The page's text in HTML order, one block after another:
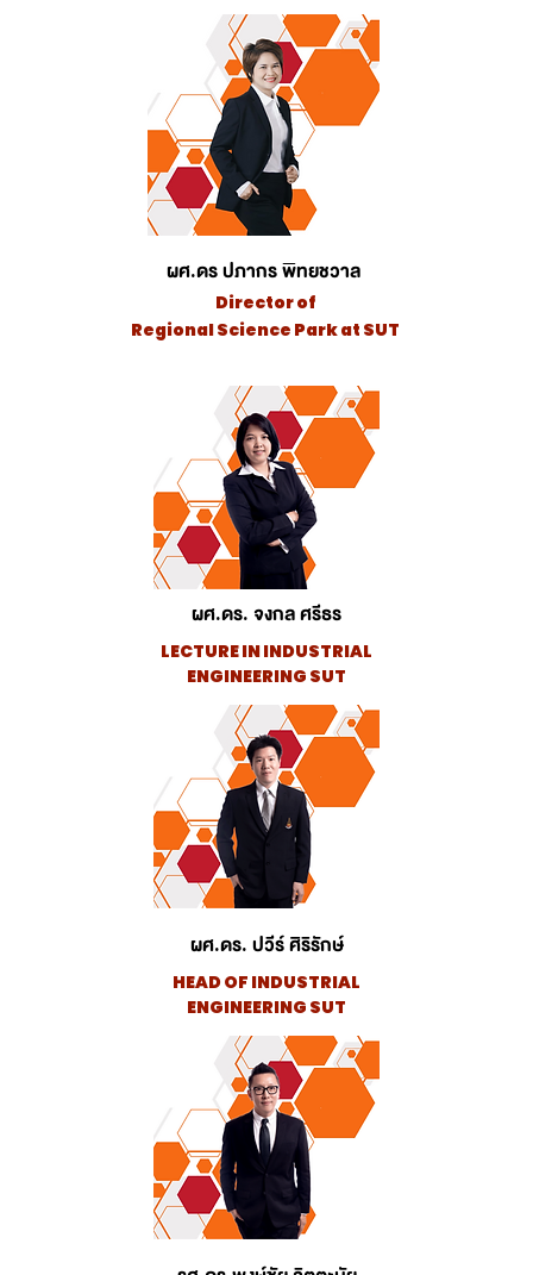
ผศ.ดร ปภากร พิทยชวาล
Director of
Regional Science Parkat SUT
ผศ.ดร. จงกล ศรีธร
LECTURE IN INDUSTRIAL
ENGINEERING SUT
ผศ.ดร. ปวีร์ ศิริรักษ์
HEAD OF INDUSTRIAL
ENGINEERING SUT